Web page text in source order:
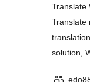
Translate
Translate
solution,